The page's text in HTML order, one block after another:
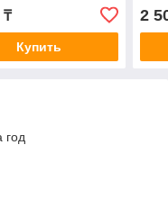
₸
Купить
2
год